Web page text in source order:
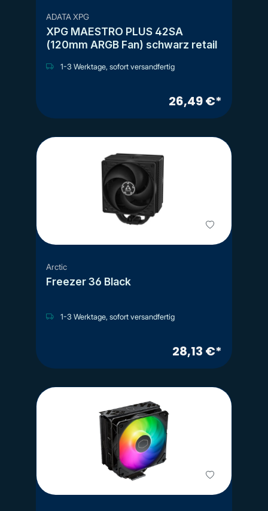
ADATA XPG
XPG MAESTRO PLUS 42SA
(120mm ARGB Fan) schwarz retail
1-3 Werktage, sofort versandfertig
26,49 €*
Arctic
Freezer 36 Black
1-3 Werktage, sofort versandfertig
28,13 €*